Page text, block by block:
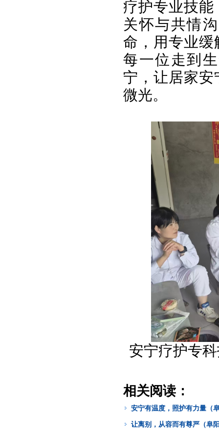
疗护专业技
关怀与共情
命，用专业
每一位走到
宁，让居家
微光。
安宁疗护专
相关阅读：
安宁有温度，照护有力量（
让离别，从容而有尊严（阜